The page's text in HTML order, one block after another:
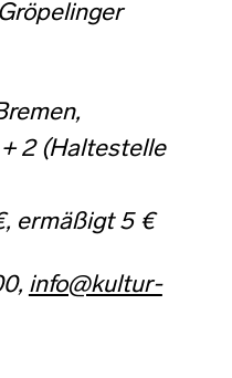
2 (Haltestelle
ermäßigt 5 €
info@kultur-